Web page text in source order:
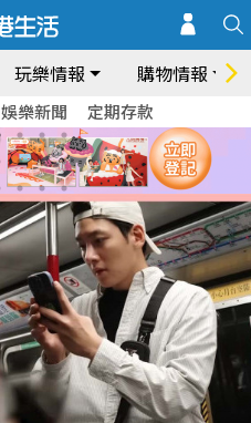
玩樂情報 購物情報
娛樂新聞 定期存款